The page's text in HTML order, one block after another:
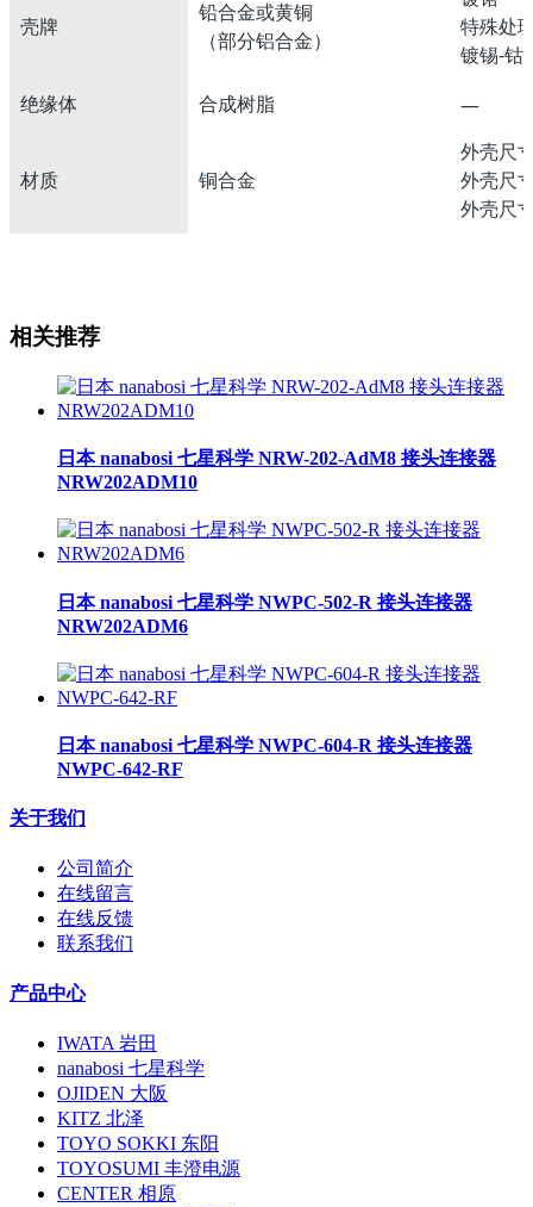
壳牌
铅合金或黄铜
（部分铝合金）
特殊处
镀锡-钴
绝缘体
合成树脂 ―
材质 铜合金
外壳尺
外壳尺
外壳尺
相关推荐
日本 nanabosi 七星科学 NRW-202-AdM8 接头连接器
NRW202ADM10
日本 nanabosi 七星科学 NWPC-502-R 接头连接器
NRW202ADM6
日本 nanabosi 七星科学 NWPC-604-R 接头连接器
NWPC-642-RF
关于我们
公司简介
在线留言
在线反馈
联系我们
产品中心
IWATA 岩田
nanabosi 七星科学
OJIDEN 大阪
KITZ 北泽
TOYO SOKKI 东阳
TOYOSUMI 丰澄电源
CENTER 相原